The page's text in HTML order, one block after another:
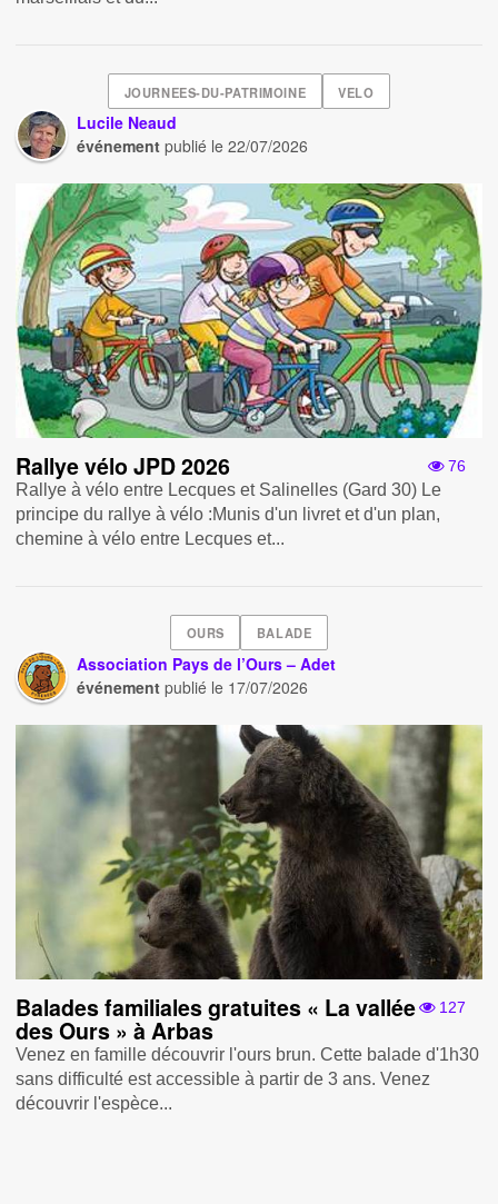
JOURNEES-DU-PATRIMOINE VELO
Lucile Neaud
événement publié le22/07/2026
76
Rallye vélo JPD 2026
Rallye à vélo entre Lecques et Salinelles (Gard 30) Le
principe du rallye à vélo : Munis d'un livret et d'un plan,
chemine à vélo entre Lecques et...
OURS BALADE
Association Pays de l’Ours – Adet
événement publié le 17/07/2026
127
Balades familiales gratuites « La vallée
des Ours » à Arbas
Venez en famille découvrir l'ours brun. Cette balade d'1h30
sans difficulté est accessible à partir de 3 ans. Venez
découvrir l'espèce...